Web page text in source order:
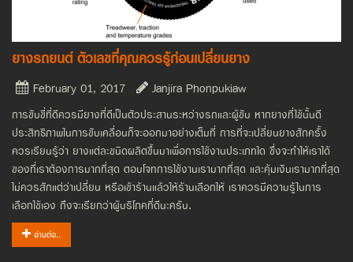
ยางรถยนต์ ตัวเลขที่คุณควรรู้ก่อนเปลี่ยนยาง
February 01, 2017
Janjira Phonpukiaw
การขับขี่ที่ดีควรมียางที่ดีเป็นตัวประสานระหว่างรถและผู้ขับ หากยางที่ใช้นั้นดี
ประสิทธิภาพในการขับเคลื่อนก็จะออกมาอย่างเต็มที่ การที่จะเปลี่ยนยางสักครั้ง
ควรเรียนรู้ว่า ยางแต่ละชนิดผลิตขึ้นมาเพื่อการใช้งานประเภทใด ซึ่งจะทำให้เราได้
ของที่เราต้องการมากที่สุด ตอบโจทการใช้งานเรามากที่สุด และคุ้มเงินเรามากที่สุด
ไม่ควรสักแต่ว่าเปลี่ยน หรือเข้าร้านแล้วให้ร้านเลือกให้ เราควรมีความรู้ในการ
เลือกใช้เอง ถึงจะเรียกว่าผู้บริโภคที่ดีนะครับ.
อ่านต่อ..